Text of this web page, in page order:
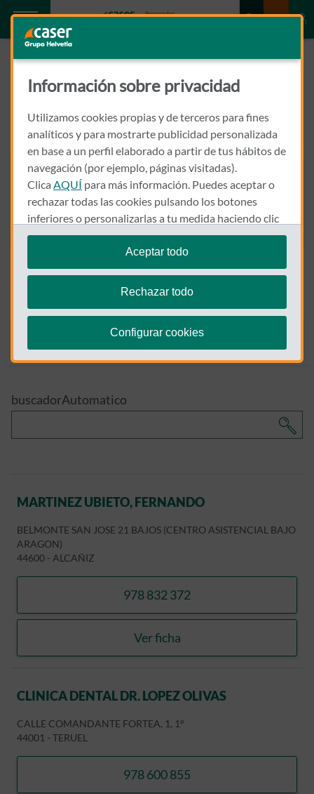
Cuadro médico
Caser Teruel
Descargar el cuadro médico
Resultados de búsqueda
Mapa
buscadorAutomatico
MARTINEZ UBIETO, FERNANDO
BELMONTE SAN JOSE 21 BAJOS (CENTRO ASISTENCIAL BAJO
ARAGON)
44600 - ALCAÑIZ
978 832 372
llamar MARTINEZ UBIETO,
Ver ficha
MARTINEZ UBIETO,
CLINICA DENTAL DR. LOPEZ OLIVAS
CALLE COMANDANTE FORTEA, 1, 1º
44001 - TERUEL
978 600 855
llamar CLINICA DENTAL
Información sobre privacidad
Utilizamos cookies propias y de terceros para fines
analíticos y para mostrarte publicidad personalizada
en base a un perfil elaborado a partir de tus hábitos de
navegación (por ejemplo, páginas visitadas).
Clica AQUÍ para más información. Puedes aceptar o
rechazar todas las cookies pulsando los botones
inferiores o personalizarlas a tu medida haciendo clic
en"configurar cookies".
Te recordamos que puedes modificar tus ajustes de
cookies en cualquier momento en la sección
Aceptar todo
Rechazar todo
Configurar cookies